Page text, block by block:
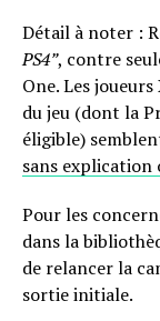
Détail à noter :
PS4”, contre
One. Les
du jeu (dont la
éligible)
sans explication
Pour les
dans la
de relancer la
sortie initiale.